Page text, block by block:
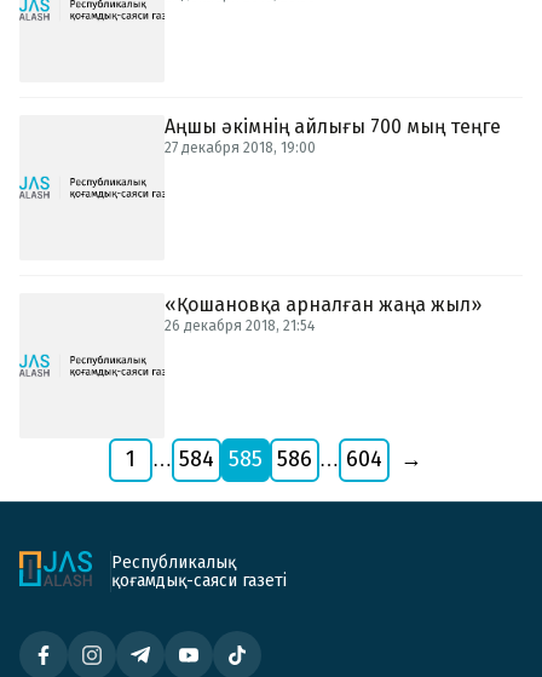
27 декабря 2018, 19:00
Аңшы әкімнің айлығы 700 мың теңге
26 декабря 2018, 21:54
«Қошановқа арналған жаңа жыл»
1 … 584 585 586 … 604 →
Республикалық
қоғамдық-саяси газеті